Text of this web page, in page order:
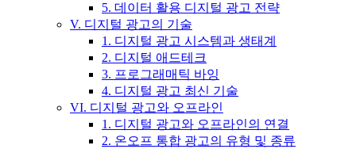
5. 데이터 활용 디지털 광고 전략
V. 디지털 광고의 기술
1. 디지털 광고 시스템과 생태계
2. 디지털 애드테크
3. 프로그래매틱 바잉
4. 디지털 광고 최신 기술
VI. 디지털 광고와 오프라인
1. 디지털 광고와 오프라인의 연결
2. 온오프 통합 광고의 유형 및 종류